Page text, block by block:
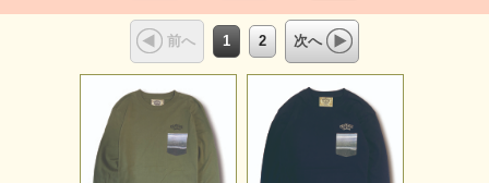
前へ 1 2 次へ